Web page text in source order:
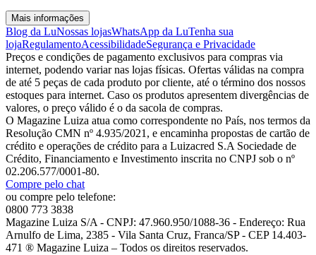
Mais informações
Blog da LuNossas lojasWhatsApp da LuTenha sua
lojaRegulamentoAcessibilidadeSegurança e Privacidade
Preços e condições de pagamento exclusivos para compras via
internet, podendo variar nas lojas físicas. Ofertas válidas na compra
de até 5 peças de cada produto por cliente, até o término dos nossos
estoques para internet. Caso os produtos apresentem divergências de
valores, o preço válido é o da sacola de compras.
O Magazine Luiza atua como correspondente no País, nos termos da
Resolução CMN nº 4.935/2021, e encaminha propostas de cartão de
crédito e operações de crédito para a Luizacred S.A Sociedade de
Crédito, Financiamento e Investimento inscrita no CNPJ sob o nº
02.206.577/0001-80.
Compre pelo chat
ou compre pelo telefone:
0800 773 3838
Magazine Luiza S/A - CNPJ: 47.960.950/1088-36 - Endereço: Rua
Arnulfo de Lima, 2385 - Vila Santa Cruz, Franca/SP - CEP 14.403-
471 ® Magazine Luiza – Todos os direitos reservados.